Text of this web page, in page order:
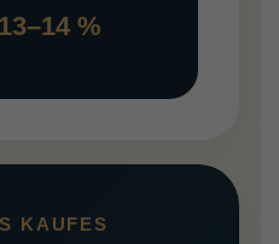
%
KAUFES